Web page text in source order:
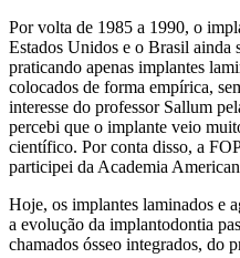
Por volta de 1985 a 1990, o
Estados Unidos e o Brasil ainda
praticando apenas implantes
colocados de forma empírica,
interesse do professor Sallum
percebi que o implante veio
científico. Por conta disso, a
participei da Academia
Hoje, os implantes laminados e
a evolução da implantodontia
chamados ósseo integrados, do